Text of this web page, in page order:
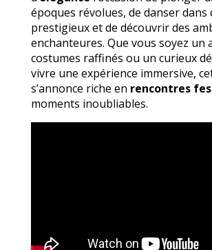
époques révolues, de danser dans
prestigieux et de découvrir des
enchanteures. Que vous soyez un
costumes raffinés ou un curieux
vivre une expérience immersive,
s’annonce riche en rencontres
moments inoubliables.